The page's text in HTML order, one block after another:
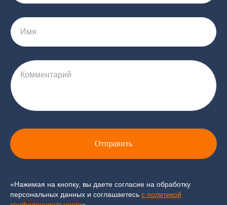
Имя
Комментарий
Отправить
«Нажимая на кнопку, вы даете согласие на обработку
персональных данных и соглашаетесь c политикой